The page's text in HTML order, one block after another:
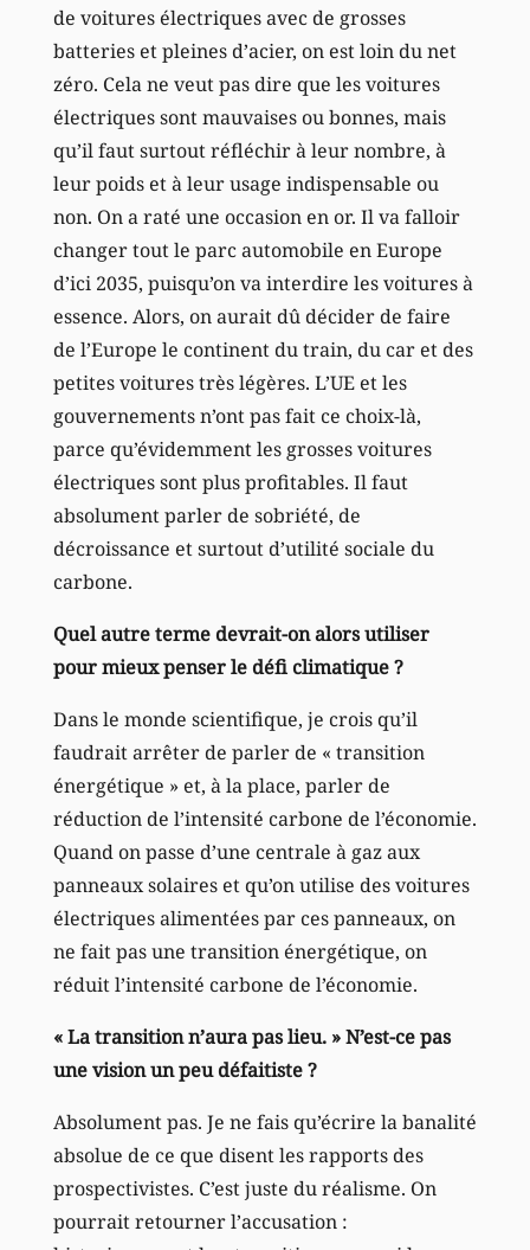
de voitures électriques avec de grosses
batteries et pleines d’acier, on est loin du net
zéro. Cela ne veut pas dire que les voitures
électriques sont mauvaises ou bonnes, mais
qu’il faut surtout réfléchir à leur nombre, à
leur poids et à leur usage indispensable ou
non. On a raté une occasion en or. Il va falloir
changer tout le parc automobile en Europe
d’ici 2035, puisqu’on va interdire les voitures à
essence. Alors, on aurait dû décider de faire
de l’Europe le continent du train, du car et des
petites voitures très légères. L’UE et les
gouvernements n’ont pas fait ce choix-là,
parce qu’évidemment les grosses voitures
électriques sont plus profitables. Il faut
absolument parler de sobriété, de
décroissance et surtout d’utilité sociale du
carbone.
Quel autre terme devrait-on alors utiliser
pour mieux penser le défi climatique ?
Dans le monde scientifique, je crois qu’il
faudrait arrêter de parler de « transition
énergétique » et, à la place, parler de
réduction de l’intensité carbone de l’économie.
Quand on passe d’une centrale à gaz aux
panneaux solaires et qu’on utilise des voitures
électriques alimentées par ces panneaux, on
ne fait pas une transition énergétique, on
réduit l’intensité carbone de l’économie.
« La transition n’aura pas lieu. » N’est-ce pas
une vision un peu défaitiste ?
Absolument pas. Je ne fais qu’écrire la banalité
absolue de ce que disent les rapports des
prospectivistes. C’est juste du réalisme. On
pourrait retourner l’accusation :